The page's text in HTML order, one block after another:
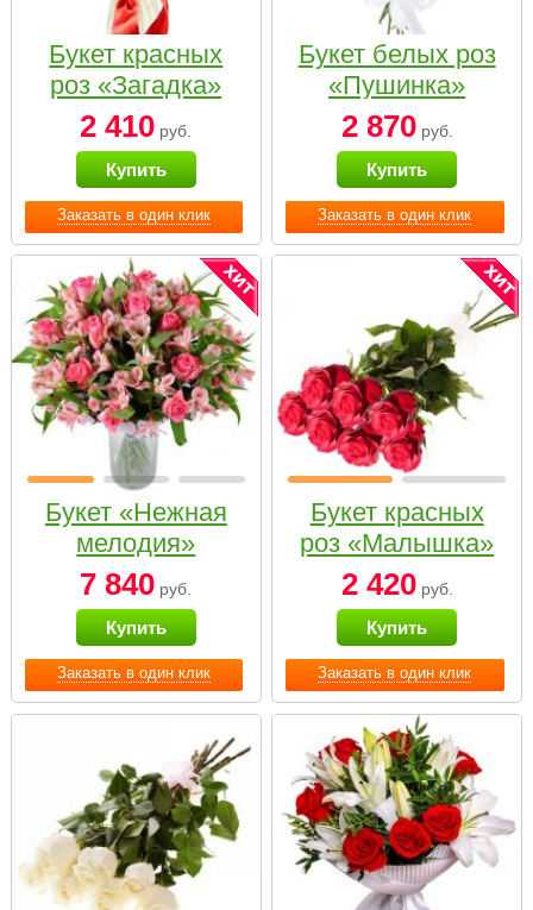
Заказать в один клик
Букет красных
роз «Загадка»
2 410 руб.
Купить
Заказать в один клик
Букет белых роз
«Пушинка»
2 870руб.
Купить
Заказать в один клик
Букет «Нежная
мелодия»
7 840 руб.
Купить
Заказать в один клик
Букет красных
роз «Малышка»
2 420руб.
Купить